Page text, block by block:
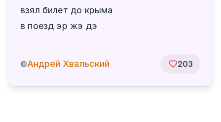
взял билет до крыма
в поезд эр жэ дэ
©Андрей Хвальский 203